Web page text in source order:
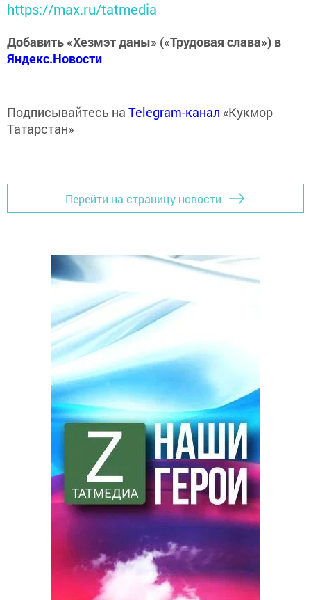
https://max.ru/tatmedia
Добавить «Хезмэт даны» («Трудовая слава») в
Яндекс.Новости
Подписывайтесь на Telegram-канал «Кукмор
Татарстан»
Перейти на страницу новости